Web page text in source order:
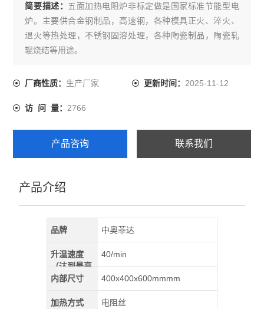
简要描述： 五面加热电阻炉非标定做是国家标准节能型电
炉。主要供合金钢制品，高速钢，各种模具正火、淬火、
退火等热处理，不锈钢固溶处理，各种陶瓷制品，陶瓷轧
辊烧结等用途。
厂商性质： 生产厂家 更新时间： 2025-11-12
访 问 量：2766
产品咨询 联系我们
产品介绍
品牌 中奥菲达
升温速度
（达到最高
温）
40/min
内部尺寸 400x400x600mmmm
加热方式 电阻丝